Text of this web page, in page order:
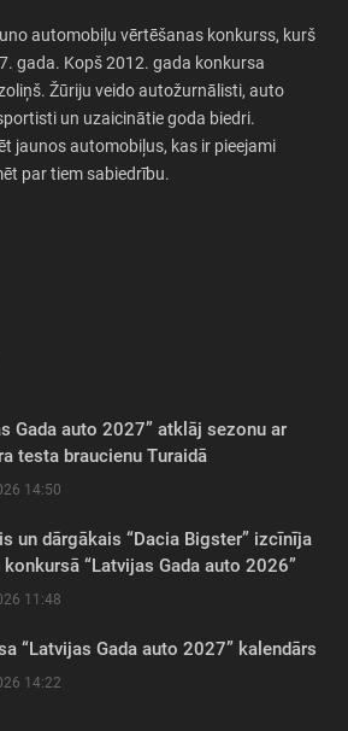
automobiļu vērtēšanas konkurss, kurš
gada. Kopš 2012. gada konkursa
Žūriju veido autožurnālisti, auto
un uzaicinātie goda biedri.
jaunos automobiļus, kas ir pieejami
par tiem sabiedrību.
Gada auto 2027” atklāj sezonu ar
testa braucienu Turaidā
14:50
un dārgākais “Dacia Bigster” izcīnīja
“Latvijas Gada auto 2026”
11:48
“Latvijas Gada auto 2027” kalendārs
14:22